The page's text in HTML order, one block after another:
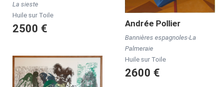
Andrée Pollier
Bannières espagnoles-La
Palmeraie
Huile sur Toile
2600 €
La sieste
Huile sur Toile
2500 €